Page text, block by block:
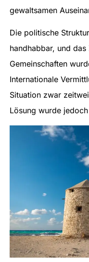
gewaltsamen
Die politische
handhabbar, und
Gemeinschaften
Internationale
Situation zwar
Lösung wurde